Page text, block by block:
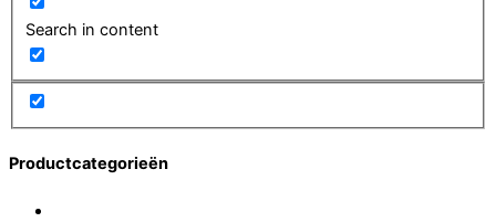
Search in content
Productcategorieën